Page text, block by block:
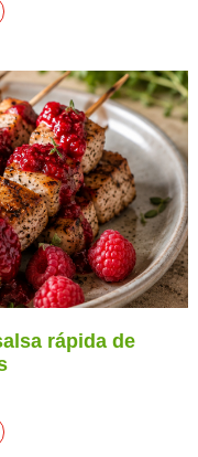
rápida de